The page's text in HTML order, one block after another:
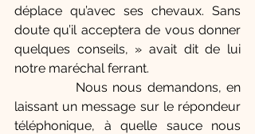
déplace qu’avec ses chevaux. Sans
doute qu’il acceptera de vous donner
quelques conseils, » avait dit de lui
notre maréchal ferrant.
laissant un message sur le répondeur
téléphonique, à quelle sauce nous